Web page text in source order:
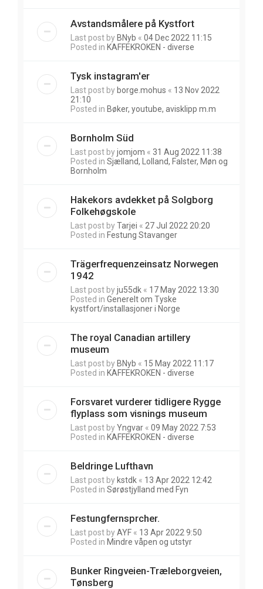
Avstandsmålere på Kystfort
Last post by BNyb « 04 Dec 2022 11:15
Posted in KAFFEKROKEN - diverse
Tysk instagram'er
Last post by borge.mohus « 13 Nov 2022
21:10
Posted in Bøker, youtube, avisklipp m.m
Bornholm Süd
Last post byjomjom « 31 Aug 2022 11:38
Posted in Sjælland, Lolland, Falster, Møn og
Bornholm
Hakekors avdekket på Solgborg
Folkehøgskole
Last post byTarjei « 27 Jul 2022 20:20
Posted in Festung Stavanger
Trägerfrequenzeinsatz Norwegen
1942
Last post byju55dk « 17 May 2022 13:30
Posted in Generelt om Tyske
kystfort/installasjoner i Norge
The royal Canadian artillery
museum
Last post by BNyb « 15 May 2022 11:17
Posted in KAFFEKROKEN - diverse
Forsvaret vurderer tidligere Rygge
flyplass som visnings museum
Last post byYngvar « 09 May 2022 7:53
Posted in KAFFEKROKEN - diverse
Beldringe Lufthavn
Last post by kstdk « 13 Apr 2022 12:42
Posted in Sørøstjylland med Fyn
Festungfernsprcher.
Last post byAYF « 13 Apr 2022 9:50
Posted in Mindre våpen og utstyr
Bunker Ringveien-Træleborgveien,
Tønsberg